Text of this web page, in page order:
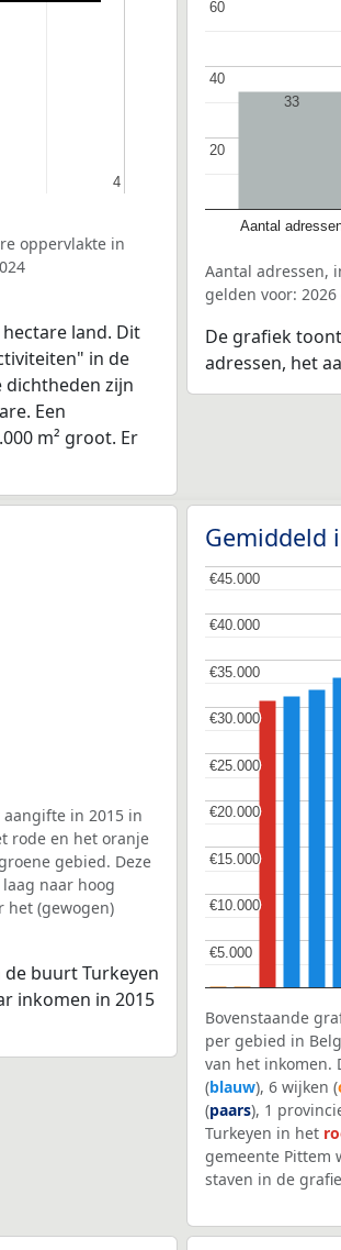
4
4
oppervlakte in
land. Dit
in de
dichtheden zijn
Een
m² groot. Er
Aantal
20
20
40
40
60
60
33
Aantal adressen,
gelden voor: 2026
De grafiek
adressen, het
in 2015 in
rode en het oranje
gebied. Deze
naar hoog
het (gewogen)
buurt Turkeyen
inkomen in 2015
Gemiddeld
€5.000
€5.000
€10.000
€10.000
€15.000
€15.000
€20.000
€20.000
€25.000
€25.000
€30.000
€30.000
€35.000
€35.000
€40.000
€40.000
€45.000
€45.000
Bovenstaande
per gebied in
van het inkomen.
(blauw), 6 wijken (
(paars), 1
Turkeyen in het
gemeente Pittem
staven in de